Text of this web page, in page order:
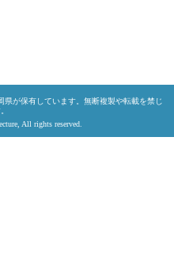
が保有しています。無断複製や転載を禁じ
All rights reserved.